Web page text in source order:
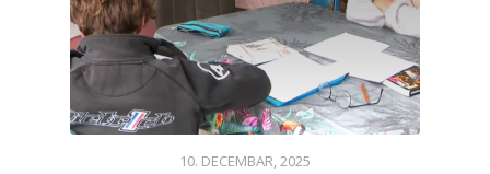
10. DECEMBAR, 2025